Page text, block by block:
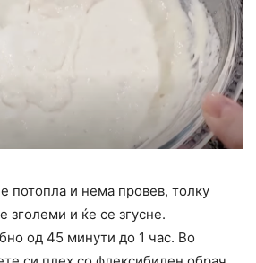
потопла и нема провев, толку
зголеми и ќе се згусне.
од 45 минути до 1 час. Во